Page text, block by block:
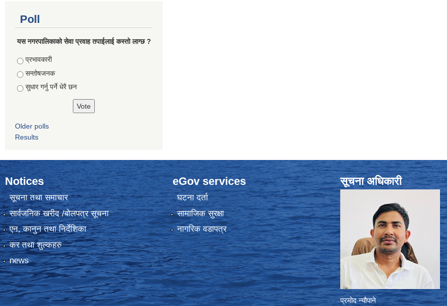
Poll
यस नगरपालिकाको सेवा प्रवाह तपाईलाई कस्तो लाग्छ ?
Choices
प्रभावकारी
सन्तोषजनक
सुधार गर्नु पर्ने धेरै छन
Older polls
Results
Notices
सूचना तथा समाचार
सार्वजनिक खरीद /बोलपत्र सूचना
एन, कानुन तथा निर्देशिका
कर तथा शुल्कहरु
news
eGov services
घटना दर्ता
सामाजिक सुरक्षा
नागरिक वडापत्र
सूचना अधिकारी
प्रमोद न्यौपाने